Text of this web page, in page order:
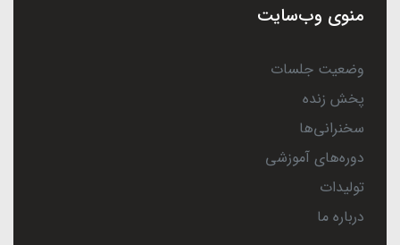
منوی وب‌سایت
وضعیت جلسات
پخش زنده
سخنرانی‌ها
دوره‌های آموزشی
تولیدات
درباره ما